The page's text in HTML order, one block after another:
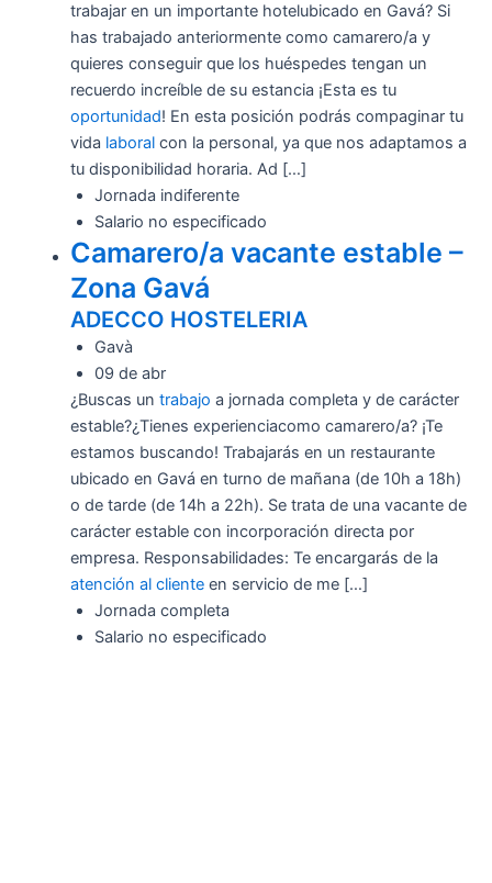
trabajar en un importante hotelubicado en Gavá? Si
has trabajado anteriormente como camarero/a y
quieres conseguir que los huéspedes tengan un
recuerdo increíble de su estancia ¡Esta es tu
oportunidad! En esta posición podrás compaginar tu
vida laboralcon la personal, ya que nos adaptamos a
tu disponibilidad horaria. Ad […]
Jornada indiferente
Salario no especificado
Camarero/a vacante estable –
Zona Gavá
ADECCO HOSTELERIA
Gavà
09 de abr
¿Buscas un trabajo a jornada completa y de carácter
estable?¿Tienes experienciacomo camarero/a? ¡Te
estamos buscando! Trabajarás en un restaurante
ubicado en Gavá en turno de mañana (de 10h a 18h)
o de tarde (de 14h a 22h). Se trata de una vacante de
carácter estable con incorporación directa por
empresa. Responsabilidades: Te encargarás de la
atención al clienteen servicio de me […]
Jornada completa
Salario no especificado